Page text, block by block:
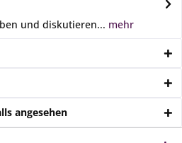
und diskutieren... mehr
angesehen